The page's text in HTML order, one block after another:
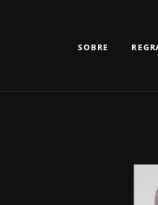
SOBRE